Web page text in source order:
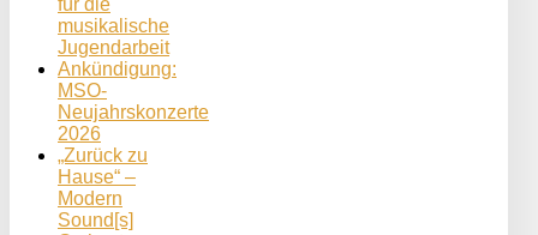
musikalische
Jugendarbeit
Ankündigung:
MSO-
Neujahrskonzerte
2026
„Zurück zu
Hause“ –
Modern
Sound[s]